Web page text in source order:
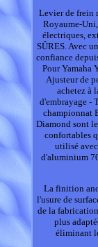
Levier de frein
Royaume-
électriques,
SÛRES. Avec
confiance
Pour Yamaha
Ajusteur de
achetez à
d'embrayage -
championnat
Diamond sont
confortables
utilisé
d'aluminium
La finition
l'usure de
de la
plus
éliminant